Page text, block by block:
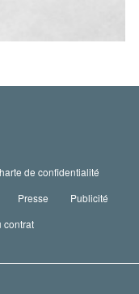
de confidentialité
Presse
Publicité
contrat